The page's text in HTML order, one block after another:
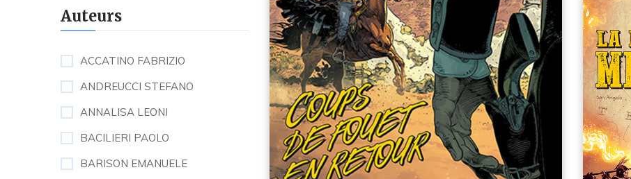
Auteurs
ACCATINO FABRIZIO
ANDREUCCI STEFANO
ANNALISA LEONI
BACILIERI PAOLO
BARISON EMANUELE